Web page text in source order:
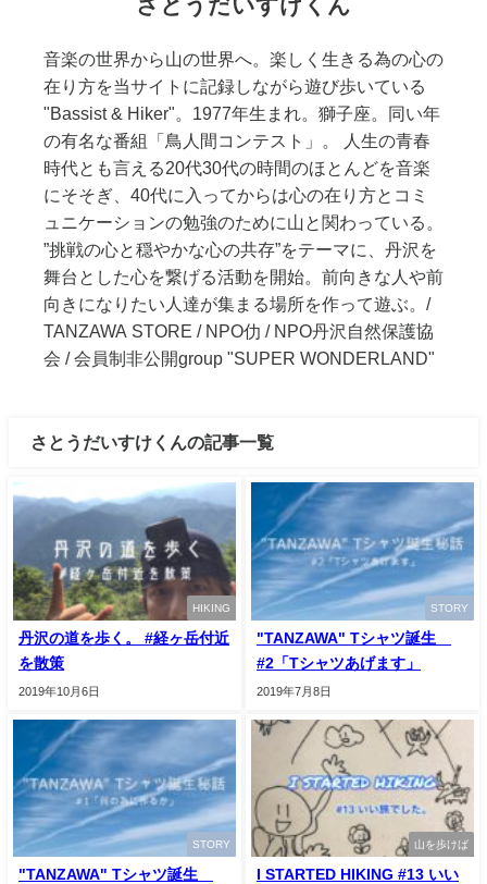
さとうだいすけくん
音楽の世界から山の世界へ。楽しく生きる為の心の
在り方を当サイトに記録しながら遊び歩いている
"Bassist & Hiker"。1977年生まれ。獅子座。同い年
の有名な番組「鳥人間コンテスト」。 人生の青春
時代とも言える20代30代の時間のほとんどを音楽
にそそぎ、40代に入ってからは心の在り方とコミ
ュニケーションの勉強のために山と関わっている。
”挑戦の心と穏やかな心の共存”をテーマに、丹沢を
舞台とした心を繋げる活動を開始。前向きな人や前
向きになりたい人達が集まる場所を作って遊ぶ。/
TANZAWA STORE / NPO仂 / NPO丹沢自然保護協
会 / 会員制非公開group "SUPER WONDERLAND"
さとうだいすけくんの記事一覧
HIKING
丹沢の道を歩く。 #経ヶ岳付近
を散策
2019年10月6日
STORY
"TANZAWA" Tシャツ誕生
#2「Tシャツあげます」
2019年7月8日
STORY
"TANZAWA" Tシャツ誕生
山を歩けば
I STARTED HIKING #13 いい